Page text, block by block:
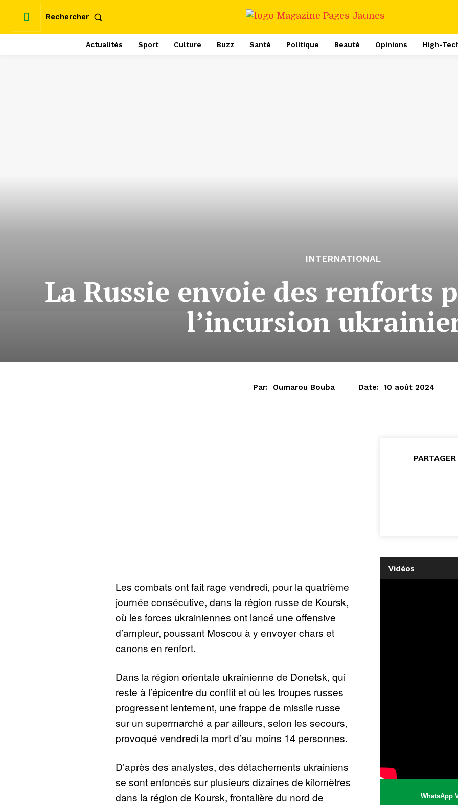
Rechercher
Actualités Sport Culture Buzz Santé Politique Beauté Opinions High-
INTERNATIONAL
La Russie envoie des renforts
l’incursion
Par: Oumarou Bouba Date: 10 août 2024
Les combats ont fait rage vendredi, pour la quatrième
journée consécutive, dans la région russe de Koursk,
où les forces ukrainiennes ont lancé une offensive
d’ampleur, poussant Moscou à y envoyer chars et
canons en renfort.
Dans la région orientale ukrainienne de Donetsk, qui
reste à l’épicentre du conflit et où les troupes russes
progressent lentement, une frappe de missile russe
sur un supermarché a par ailleurs, selon les secours,
provoqué vendredi la mort d’au moins 14 personnes.
D’après des analystes, des détachements ukrainiens
se sont enfoncés sur plusieurs dizaines de kilomètres
dans la région de Koursk, frontalière du nord de
PARTAGER
Vidéos
WhatsApp